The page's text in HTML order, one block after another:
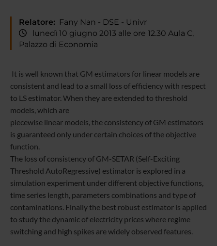
Relatore: Fany Nan - DSE - Univr
lunedì 10 giugno 2013 alle ore 12.30 Aula C,
Palazzo di Economia
It is well known that GM estimators for linear models are
consistent and lead to a small loss of efficiency with respect
to LS estimator. When they are extended to threshold
models, which are
piecewise linear models, the consistency of GM estimators
is guaranteed only under certain choices of the objective
function.
The loss of consistency of GM-SETAR (Self-Exciting
Threshold AutoRegressive) estimator is explored in a
simulation experiment under different objective functions,
time series length, parameters combinations and type of
contaminations. Finally the best robust estimator is applied
to study the dynamic of electricity prices where regime
switching and high spikes are widely observed features.